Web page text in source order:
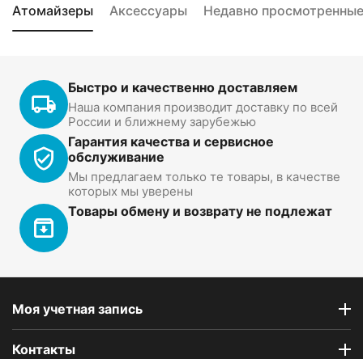
Атомайзеры Аксессуары Недавно просмотренные
Быстро и качественно доставляем
Наша компания производит доставку по всей
России и ближнему зарубежью
Гарантия качества и сервисное
обслуживание
Мы предлагаем только те товары, в качестве
которых мы уверены
Товары обмену и возврату не подлежат
Моя учетная запись
Контакты